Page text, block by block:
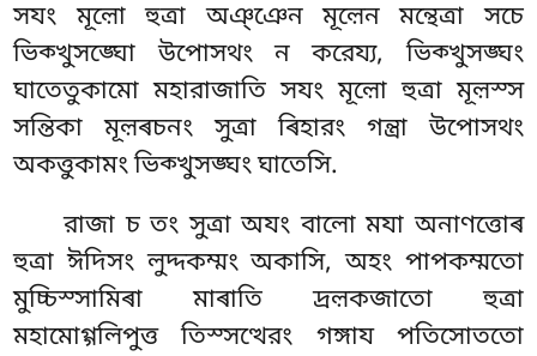
সযং মূল়ো হুত্ৰা অঞ্ঞেন মূল়েন মন্থেত্ৰা সচে
ভিক্খুসঙ্ঘো উপোসথং ন করেয্য, ভিক্খুসঙ্ঘং
ঘাতেতুকামো মহারাজাতি সযং মূল়ো হুত্ৰা মূল়স্স
সন্তিকা মূল়ৰচনং সুত্ৰা ৰিহারং গন্ত্ৰা উপোসথং
অকত্তুকামং ভিক্খুসঙ্ঘং ঘাতেসি.
রাজা চ তং সুত্ৰা অযং বালো মযা অনাণত্তোৰ
হুত্ৰা ঈদিসং লুদ্দকম্মং অকাসি, অহং পাপকম্মতো
মুচ্চিস্সামিৰা মাৰাতি দ্ৰল়কজাতো হুত্ৰা
মহামোগ্গলিপুত্ত তিস্সত্থেরং গঙ্গায পতিসোততো